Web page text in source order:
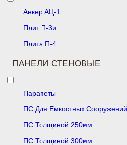
Анкер АЦ-1
Плит П-3и
Плита П-4
ПАНЕЛИ СТЕНОВЫЕ
Парапеты
ПС Для Емкостных Сооружений
ПС Толщиной 250мм
ПС Толщиной 300мм